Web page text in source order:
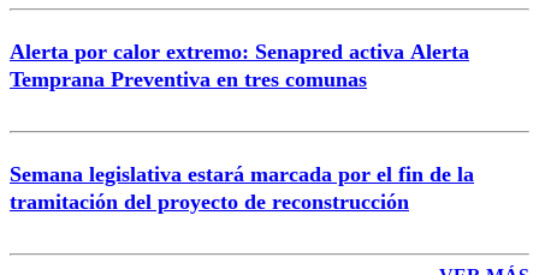
Alerta por calor extremo: Senapred activa Alerta
Temprana Preventiva en tres comunas
Semana legislativa estará marcada por el fin de la
tramitación del proyecto de reconstrucción